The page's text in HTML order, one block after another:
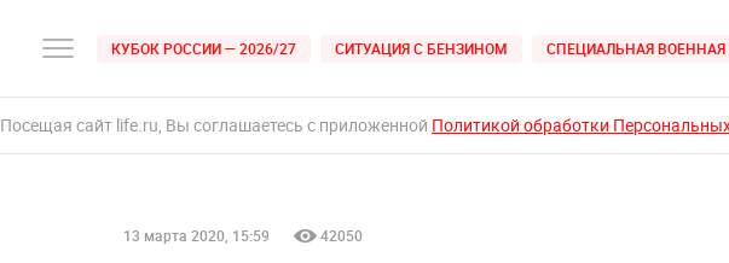
КУБОК РОССИИ — 2026/27 СИТУАЦИЯ С БЕНЗИНОМ СПЕЦИАЛЬНАЯ ВОЕННАЯ
Посещая сайт life.ru, Вы соглашаетесь с приложенной Политикой обработки
13 марта 2020, 15:59 42050